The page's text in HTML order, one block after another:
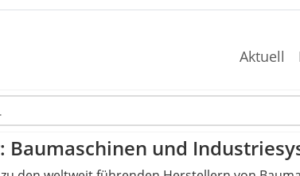
Aktuell
Baumaschinen und